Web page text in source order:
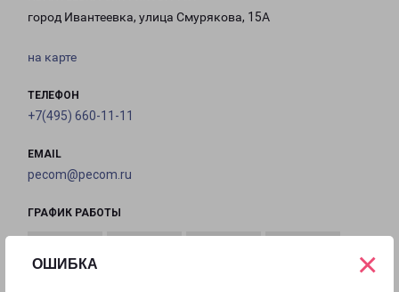
ОШИБКА ×
город Ивантеевка, улица Смурякова, 15А
на карте
ТЕЛЕФОН
+7(495) 660-11-11
EMAIL
pecom@pecom.ru
ГРАФИК РАБОТЫ
с 10:00 до